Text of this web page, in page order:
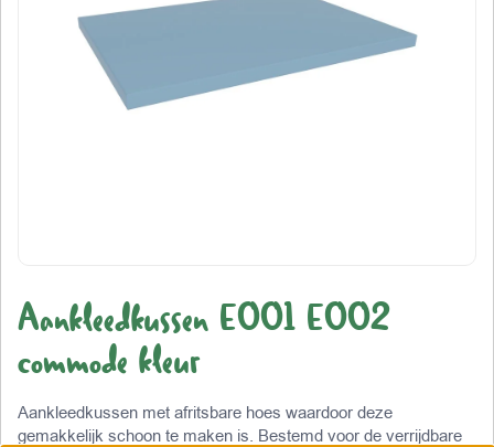
Aankleedkussen E001 E002
commode kleur
Aankleedkussen met afritsbare hoes waardoor deze
gemakkelijk schoon te maken is. Bestemd voor de verrijdbare